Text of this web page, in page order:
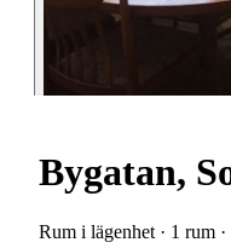
Bygatan,
Rum i lägenhet · 1 rum ·